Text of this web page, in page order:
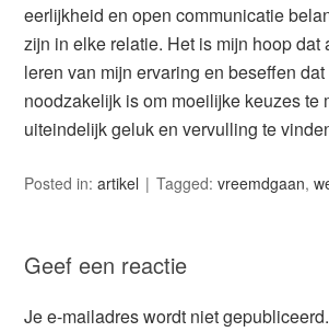
eerlijkheid en open communicatie
zijn in elke relatie. Het is mijn hoop dat
leren van mijn ervaring en beseffen
noodzakelijk is om moeilijke keuzes te
uiteindelijk geluk en vervulling te
Posted in:artikel Tagged:vreemdgaan,
Geef een reactie
Je e-mailadres wordt niet gepubliceerd.